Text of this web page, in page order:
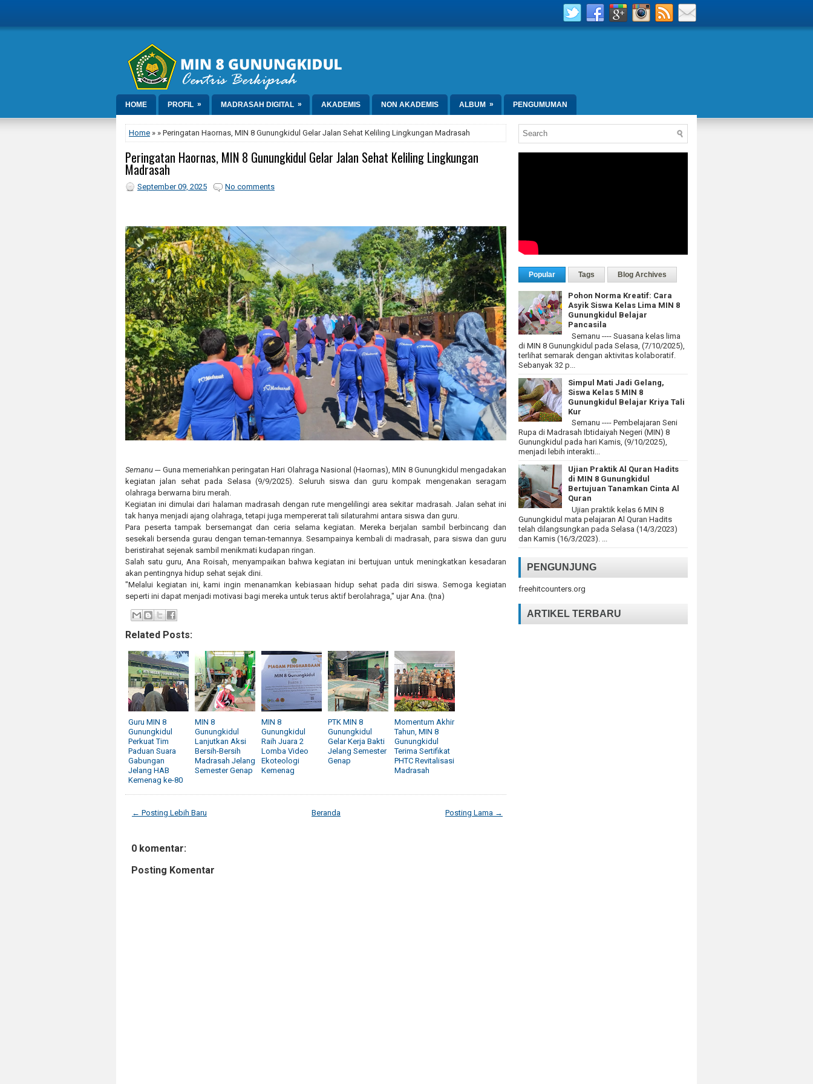
HOME PROFIL » MADRASAH DIGITAL » AKADEMIS NON AKADEMIS ALBUM » PENGUMUMAN
Home » » Peringatan Haornas, MIN 8 Gunungkidul Gelar Jalan Sehat Keliling Lingkungan Madrasah
Peringatan Haornas, MIN 8 Gunungkidul Gelar Jalan Sehat Keliling Lingkungan
Madrasah
September 09, 2025 No comments
Semanu ---Guna memeriahkan peringatan Hari Olahraga Nasional (Haornas), MIN 8 Gunungkidul mengadakan
kegiatan jalan sehat pada Selasa (9/9/2025). Seluruh siswa dan guru kompak mengenakan seragam
olahraga berwarna biru merah.
Kegiatan ini dimulai dari halaman madrasah dengan rute mengelilingi area sekitar madrasah. Jalan sehat ini
tak hanya menjadi ajang olahraga, tetapi juga mempererat tali silaturahmi antara siswa dan guru.
Para peserta tampak bersemangat dan ceria selama kegiatan. Mereka berjalan sambil berbincang dan
sesekali bersenda gurau dengan teman-temannya. Sesampainya kembali di madrasah, para siswa dan guru
beristirahat sejenak sambil menikmati kudapan ringan.
Salah satu guru, Ana Roisah, menyampaikan bahwa kegiatan ini bertujuan untuk meningkatkan kesadaran
akan pentingnya hidup sehat sejak dini.
"Melalui kegiatan ini, kami ingin menanamkan kebiasaan hidup sehat pada diri siswa. Semoga kegiatan
seperti ini dapat menjadi motivasi bagi mereka untuk terus aktif berolahraga," ujar Ana. (tna)
Related Posts:
Guru MIN 8
Gunungkidul
Perkuat Tim
Paduan Suara
Gabungan
Jelang HAB
Kemenag ke-80
MIN 8
Gunungkidul
Lanjutkan Aksi
Bersih-Bersih
Madrasah Jelang
Semester Genap
MIN 8
Gunungkidul
Raih Juara 2
Lomba Video
Ekoteologi
Kemenag
PTK MIN 8
Gunungkidul
Gelar Kerja Bakti
Jelang Semester
Genap
Momentum Akhir
Tahun, MIN 8
Gunungkidul
Terima Sertifikat
PHTC Revitalisasi
Madrasah
← Posting Lebih Baru Posting Lama →
Beranda
0 komentar:
Posting Komentar
Popular Tags Blog Archives
Pohon Norma Kreatif: Cara
Asyik Siswa Kelas Lima MIN 8
Gunungkidul Belajar
Pancasila
Semanu ---- Suasana kelas lima
di MIN 8 Gunungkidul pada Selasa, (7/10/2025),
terlihat semarak dengan aktivitas kolaboratif.
Sebanyak 32 p...
Simpul Mati Jadi Gelang,
Siswa Kelas 5 MIN 8
Gunungkidul Belajar Kriya Tali
Kur
Semanu ---- Pembelajaran Seni
Rupa di Madrasah Ibtidaiyah Negeri (MIN) 8
Gunungkidul pada hari Kamis, (9/10/2025),
menjadi lebih interakti...
Ujian Praktik Al Quran Hadits
di MIN 8 Gunungkidul
Bertujuan Tanamkan Cinta Al
Quran
Ujian praktik kelas 6 MIN 8
Gunungkidul mata pelajaran Al Quran Hadits
telah dilangsungkan pada Selasa (14/3/2023)
dan Kamis (16/3/2023). ...
PENGUNJUNG
freehitcounters.org
ARTIKEL TERBARU